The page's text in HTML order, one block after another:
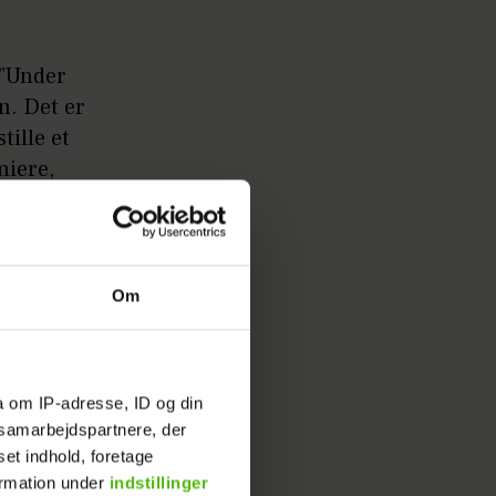
Om
om IP-adresse, ID og din
der
indhold, foretage
under indstillinger
Det er
et
holdt
det